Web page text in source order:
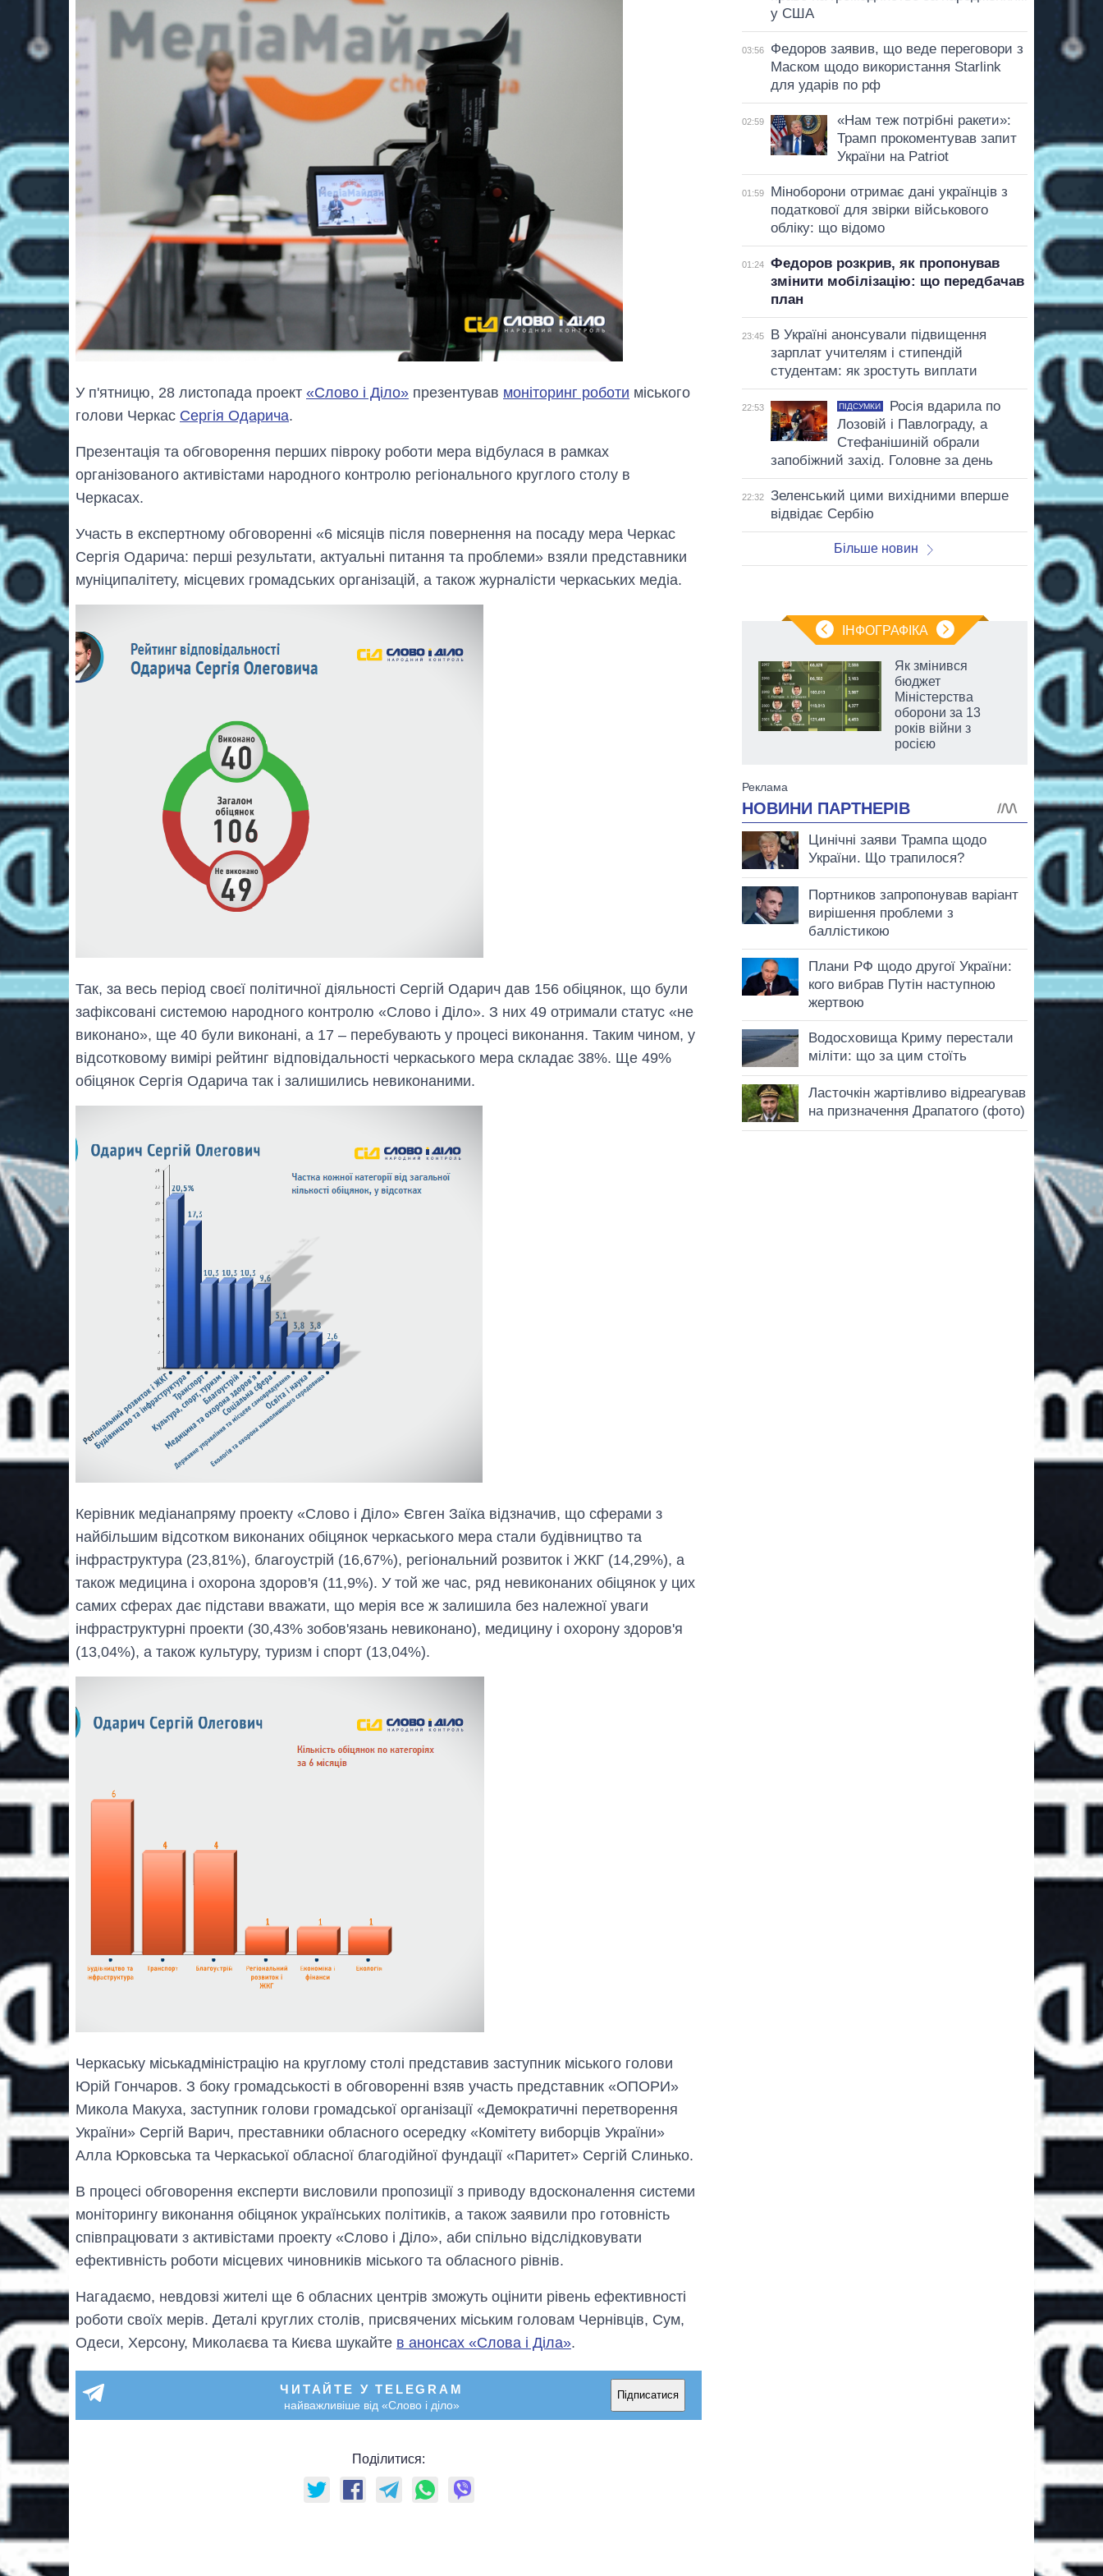
У п'ятницю, 28 листопада проект «Слово і Діло» презентував моніторинг роботи міського
голови Черкас Сергія Одарича.
Презентація та обговорення перших півроку роботи мера відбулася в рамках
організованого активістами народного контролю регіонального круглого столу в
Черкасах.
Участь в експертному обговоренні «6 місяців після повернення на посаду мера Черкас
Сергія Одарича: перші результати, актуальні питання та проблеми» взяли представники
муніципалітету, місцевих громадських організацій, а також журналісти черкаських медіа.
Так, за весь період своєї політичної діяльності Сергій Одарич дав 156 обіцянок, що були
зафіксовані системою народного контролю «Слово і Діло». З них 49 отримали статус «не
виконано», ще 40 були виконані, а 17 – перебувають у процесі виконання. Таким чином, у
відсотковому вимірі рейтинг відповідальності черкаського мера складає 38%. Ще 49%
обіцянок Сергія Одарича так і залишились невиконаними.
Керівник медіанапряму проекту «Слово і Діло» Євген Заїка відзначив, що сферами з
найбільшим відсотком виконаних обіцянок черкаського мера стали будівництво та
інфраструктура (23,81%), благоустрій (16,67%), регіональний розвиток і ЖКГ (14,29%), а
також медицина і охорона здоров'я (11,9%). У той же час, ряд невиконаних обіцянок у цих
самих сферах дає підстави вважати, що мерія все ж залишила без належної уваги
інфраструктурні проекти (30,43% зобов'язань невиконано), медицину і охорону здоров'я
(13,04%), а також культуру, туризм і спорт (13,04%).
Черкаську міськадміністрацію на круглому столі представив заступник міського голови
Юрій Гончаров. З боку громадськості в обговоренні взяв участь представник «ОПОРИ»
Микола Макуха, заступник голови громадської організації «Демократичні перетворення
України» Сергій Варич, преставники обласного осередку «Комітету виборців України»
Алла Юрковська та Черкаської обласної благодійної фундації «Паритет» Сергій Слинько.
В процесі обговорення експерти висловили пропозиції з приводу вдосконалення системи
моніторингу виконання обіцянок українських політиків, а також заявили про готовність
співпрацювати з активістами проекту «Слово і Діло», аби спільно відслідковувати
ефективність роботи місцевих чиновників міського та обласного рівнів.
Нагадаємо, невдовзі жителі ще 6 обласних центрів зможуть оцінити рівень ефективності
роботи своїх мерів. Деталі круглих столів, присвячених міським головам Чернівців, Сум,
Одеси, Херсону, Миколаєва та Києва шукайте в анонсах «Слова і Діла».
ЧИТАЙТЕ У TELEGRAM
найважливіше від «Слово і діло»
Підписатися
Поділитися:
у США
03:56
Федоров заявив, що веде переговори з
Маском щодо використання Starlink
для ударів по рф
02:59
«Нам теж потрібні ракети»:
Трамп прокоментував запит
України на Patriot
01:59
Міноборони отримає дані українців з
податкової для звірки військового
обліку: що відомо
01:24
Федоров розкрив, як пропонував
змінити мобілізацію: що передбачав
план
23:45
В Україні анонсували підвищення
зарплат учителям і стипендій
студентам: як зростуть виплати
22:53 ПІДСУМКИ
Росія вдарила по
Лозовій і Павлограду, а
Стефанішиній обрали
запобіжний захід. Головне за день
22:32
Зеленський цими вихідними вперше
відвідає Сербію
Більше новин
ІНФОГРАФІКА
Як змінився
бюджет
Міністерства
оборони за 13
років війни з
росією